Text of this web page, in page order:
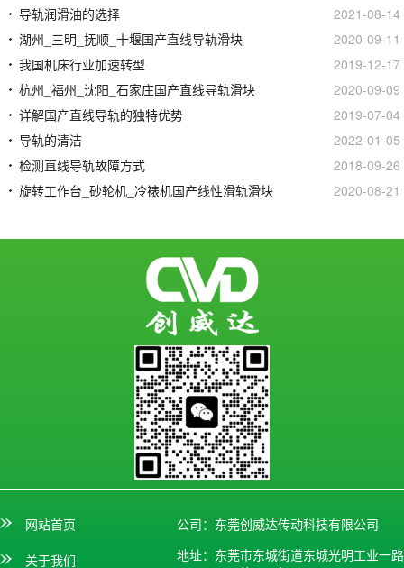
导轨润滑油的选择
2021-08-14
湖州_三明_抚顺_十堰国产直线导轨滑块
2020-09-11
我国机床行业加速转型
2019-12-17
杭州_福州_沈阳_石家庄国产直线导轨滑块
2020-09-09
详解国产直线导轨的独特优势
2019-07-04
导轨的清洁
2022-01-05
检测直线导轨故障方式
2018-09-26
旋转工作台_砂轮机_冷裱机国产线性滑轨滑块
2020-08-21
网站首页
关于我们
公司：东莞创威达传动科技有限公司
地址：东莞市东城街道东城光明工业一路